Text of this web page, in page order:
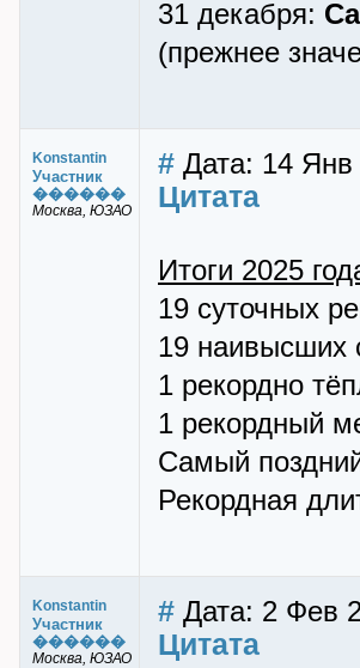
31 декабря:
(прежнее
Konstantin
Участник
������
Москва, ЮЗАО
# Дата: 14 Янв
Цитата
Итоги 2025
19 суточных
19 наивысших
1 рекордно
1 рекордный
Самый
Рекордная
Konstantin
Участник
������
Москва, ЮЗАО
# Дата: 2 Фев
Цитата